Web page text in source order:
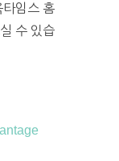
타임스 홈
수 있습